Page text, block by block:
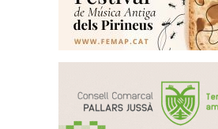
Portada